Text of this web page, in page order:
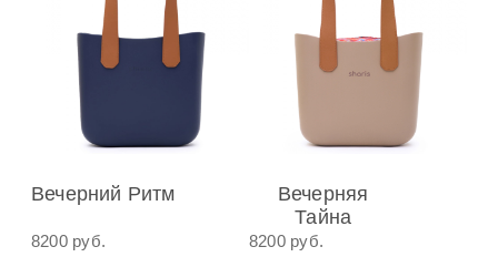
Вечерний Ритм
8200 руб.
Вечерняя
Тайна
8200 руб.